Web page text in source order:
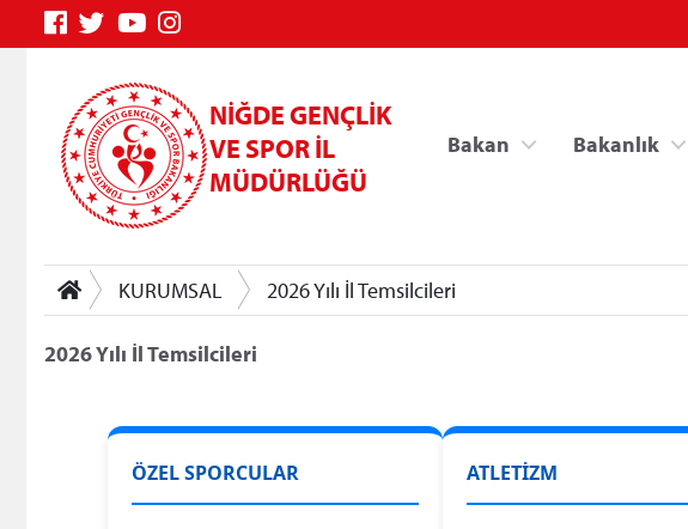
NİĞDE GENÇLİK
VE SPOR İL
MÜDÜRLÜĞÜ
Bakan Bakanlık
KURUMSAL 2026 Yılı İl Temsilcileri
2026 Yılı İl Temsilcileri
ÖZEL SPORCULAR ATLETİZM
Genç Bilgi Sistemi Spor Bilgi Sistemi